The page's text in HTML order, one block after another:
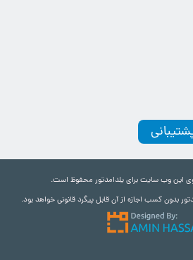
این وب سایت برای یلدامدتور محفوظ است.
بدون کسب اجازه از آن قابل پیگرد قانونی خواهد بود.